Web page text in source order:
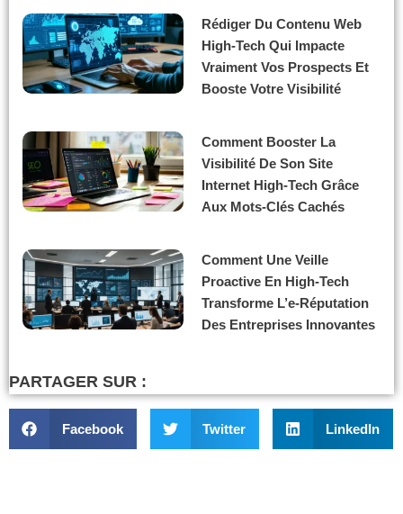
Rédiger Du Contenu Web
High-Tech Qui Impacte
Vraiment Vos Prospects Et
Booste Votre Visibilité
Comment Booster La
Visibilité De Son Site
Internet High-Tech Grâce
Aux Mots-Clés Cachés
Comment Une Veille
Proactive En High-Tech
Transforme L’e-Réputation
Des Entreprises Innovantes
PARTAGER SUR :
Facebook Twitter LinkedIn